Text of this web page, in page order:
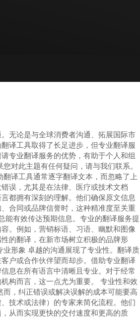
无论是与全球消费者沟通、拓展国际市
译工具取得了长足进步，但专业翻译服
专业翻译服务的优势，有助于个人和组
对此主题有任何疑问，请与我们联系。
译工具通常逐字翻译文本，而忽略了上
误，尤其是在法律、医疗或技术文档
都拥有深刻的理解。他们确保原文信息
合同或品牌信誉时，这种精准度至关重
能有效传达预期信息。专业的翻译服务提
。例如，营销标语、习语、幽默和图像
的翻译，在新市场树立积极的品牌形
形象 卓越的沟通展现了专业性。翻译质
户或合作伙伴望而却步。借助专业翻译
息在所有语言中清晰且专业。对于经常
构而言，这一点尤为重要。 专业性和效
，纠正错误或解决误解的成本可能要高
技术或法律）的专家来简化流程。他们
从而实现更快的交付速度和更高的质